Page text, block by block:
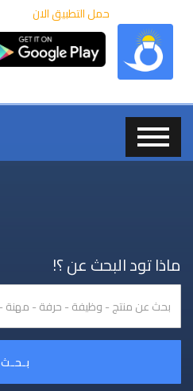
حمل التطبيق الان
ماذا تود البحث عن ؟!
بـحـث